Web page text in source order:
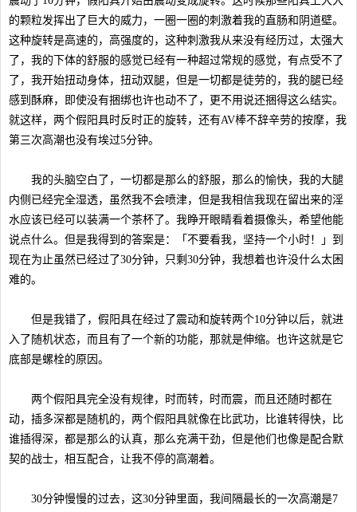
的颗粒发挥出了巨大的威力，一圈一圈的刺激着我的直肠和阴道壁。
这种旋转是高速的，高强度的，这种刺激我从来没有经历过，太强大
了，我的下体的舒服的感觉已经有一种超过常规的感觉，有点受不了
了，我开始扭动身体，扭动双腿，但是一切都是徒劳的，我的腿已经
感到酥麻，即使没有捆绑也许也动不了，更不用说还捆得这么结实。
就这样，两个假阳具时反时正的旋转，还有AV棒不辞辛劳的按摩，我
第三次高潮也没有埃过5分钟。
我的头脑空白了，一切都是那么的舒服，那么的愉快，我的大腿
内侧已经完全湿透，虽然我不会喷津，但是我相信我现在留出来的淫
水应该已经可以装满一个茶杯了。我睁开眼睛看着摄像头，希望他能
说点什么。但是我得到的答案是：「不要看我，坚持一个小时！」到
现在为止虽然已经过了30分钟，只剩30分钟，我想着也许没什么太困
难的。
但是我错了，假阳具在经过了震动和旋转两个10分钟以后，就进
入了随机状态，而且有了一个新的功能，那就是伸缩。也许这就是它
底部是螺栓的原因。
两个假阳具完全没有规律，时而转，时而震，而且还随时都在
动，插多深都是随机的，两个假阳具就像在比武功，比谁转得快，比
谁插得深，都是那么的认真，那么充满干劲，但是他们也像是配合默
契的战士，相互配合，让我不停的高潮着。
30分钟慢慢的过去，这30分钟里面，我间隔最长的一次高潮是7